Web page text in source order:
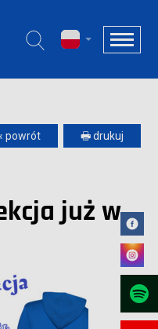
powrót 🖶 drukuj
już w